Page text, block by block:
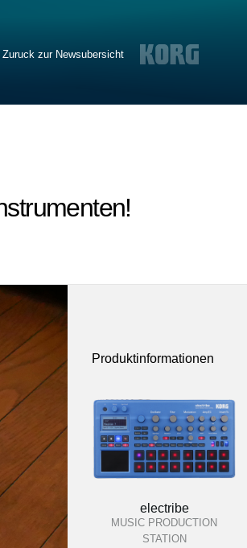
Zuruck zur Newsubersicht
Produktinformationen
electribe
MUSIC PRODUCTION
STATION